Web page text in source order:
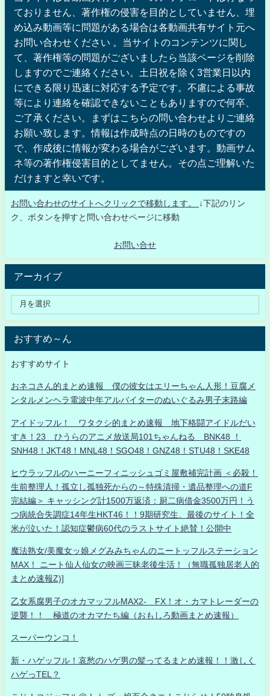
ておりません、著作権の侵害を目的としていません、埋
め込み動画等に問題がある場合は各動画共有サイト元へ
お問い合わせください 。当サイトのコンテンツに関し
て、著作権等の問題がございましたら当該ページを削除
しますのでご連絡ください。土日祝を除く3営業日以内
にできる限り迅速に対応する予定です。不慮による事故
等により連絡を確認できないこともありますので何卒、
ご了承ください。まずはこちらの問い合わせよりご連絡
お願い致します。情報は作成時点の日時のものですの
で、作成後に情報が変わる場合がございます。動画サム
ネ等の著作権侵害目的としてません。その点ご理解いた
だけますと幸いです。
お問い合わせのサイトへクリックで移動します。
↓下記のリン
ク、ボタンを押すと問い合わせページに移動
お問い合せ
アーカイブ
おすすめ～ん
おすすめサイト
おネコさん的まとめ速報 僕の彼女はエリーちゃん人形！豆腐メ
ンタルメンヘラ電波中年アルバイターのぬいぐるみ男子末路編
アイドッフル！ ワタクシ的まとめ速報 地下格闘アイドルだい
すき！23 ひうらのアニメ放送局101ちゃんねる BNK48 ！
SNH48！JKT48！MNL48！SGO48！GNZ48！STU48！SKE48
ヒウラッフルのハーニーフィニッシュゴミ屋敷補完計画 ＜必殺！
生前整理人！孤立し孤独死からの～特殊清掃・遺品整理への道F
完結編＞ キャッシング計1500万返済：厨二病借金3500万円！う
つ病統合失調症14年生HKT46！！9期研究生、最後のサイト！全
米が泣いた！認知症鬱病60代のラストサイト絶賛！公開中
魔法熟女/美魔女ッ娘メグみみちゃんのニートッフルステーション
MAX！ ニート仙人仙女の映画三昧老後生活！（無職孤独居老人的
まとめ速報Z)]
乙女系腐男子のオカマッフルMAX2- FX！オ・カマトレーダーの
逆襲！！ 極道のオカマたち編（おもしろ動画まとめ速報）
スーパーウンコ！
新・ハゲッフル！哀愁のハゲ男の髪ってるまとめ速報！！激しく
ハゲっTEL？